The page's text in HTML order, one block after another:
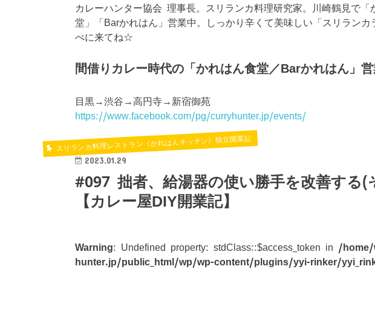
カレーハンター協会 理事長。スリランカ料理研究家。川崎鶴見で
堂」「Barかれはん」営業中。しっかり辛くて美味しい「スリラン
べに来てね☆
間借りカレー時代の「かれはん食堂／Barかれはん」
目黒→渋谷→高円寺→新宿御苑
https://www.facebook.com/pg/curryhunter.jp/events/
スリランカ料理レストラン《かれはんキッチン》独立開業記
2023.01.29
#097 拙者、給湯器の使い勝手を改善する
【カレー屋DIY開業記】
Warning: Undefined property: stdClass::$access_token in /home/
hunter.jp/public_html/wp/wp-content/plugins/yyi-rinker/